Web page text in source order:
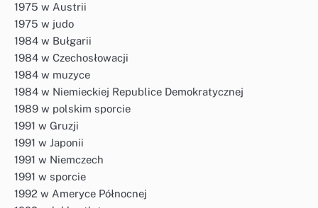
1975 w Austrii
1975 w judo
1984 w Bułgarii
1984 w Czechosłowacji
1984 w muzyce
1984 w Niemieckiej Republice Demokratycznej
1989 w polskim sporcie
1991 w Gruzji
1991 w Japonii
1991 w Niemczech
1991 w sporcie
1992 w Ameryce Północnej